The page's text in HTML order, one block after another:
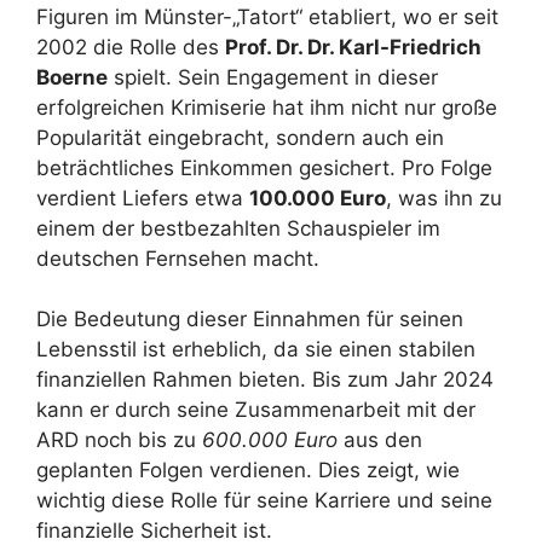
Figuren im Münster-„Tatort“ etabliert, wo er seit
2002 die Rolle des Prof. Dr. Dr. Karl-Friedrich
Boerne spielt. Sein Engagement in dieser
erfolgreichen Krimiserie hat ihm nicht nur große
Popularität eingebracht, sondern auch ein
beträchtliches Einkommen gesichert. Pro Folge
verdient Liefers etwa 100.000 Euro, was ihn zu
einem der bestbezahlten Schauspieler im
deutschen Fernsehen macht.
Die Bedeutung dieser Einnahmen für seinen
Lebensstil ist erheblich, da sie einen stabilen
finanziellen Rahmen bieten. Bis zum Jahr 2024
kann er durch seine Zusammenarbeit mit der
ARD noch bis zu 600.000 Euro aus den
geplanten Folgen verdienen. Dies zeigt, wie
wichtig diese Rolle für seine Karriere und seine
finanzielle Sicherheit ist.